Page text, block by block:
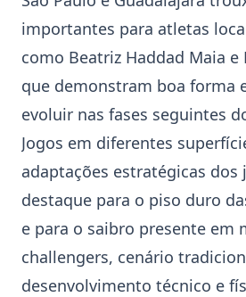
importantes para atletas
como Beatriz Haddad Maia e
que demonstram boa forma
evoluir nas fases seguintes
Jogos em diferentes
adaptações estratégicas dos
destaque para o piso duro
e para o saibro presente em
challengers, cenário
desenvolvimento técnico e